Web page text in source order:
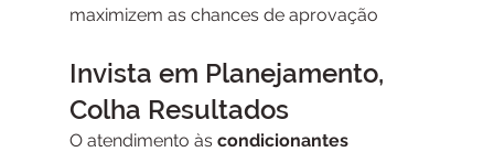
maximizem as chances de aprovação
Invista em Planejamento,
Colha Resultados
O atendimento às condicionantes